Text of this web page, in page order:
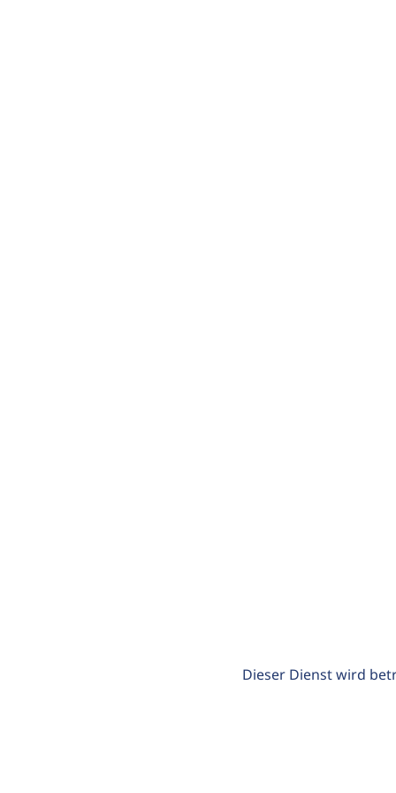
Dieser Dienst wird